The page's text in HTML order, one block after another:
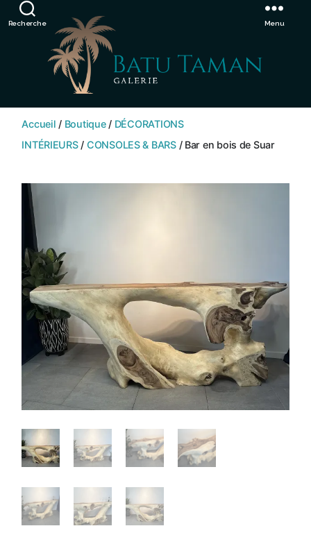
Showroom de Bali, décorations extérieurs et intérieurs Ignorer
Recherche
TAMAN
Menu
Accueil / Boutique/ DÉCORATIONS
INTÉRIEURS/ CONSOLES & BARS/ Bar en bois de Suar